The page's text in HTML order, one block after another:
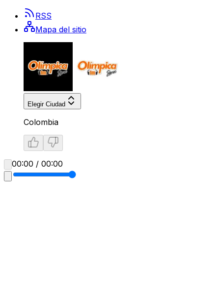
RSS
Mapa del sitio
Elegir Ciudad
Colombia
00:00 / 00:00